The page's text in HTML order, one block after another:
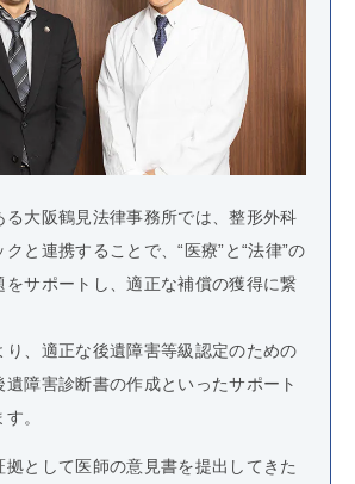
る大阪鶴見法律事務所では、整形外科
と連携することで、“医療”と“法律”の
をサポートし、適正な補償の獲得に繋
り、適正な後遺障害等級認定のための
障害診断書の作成といったサポート
。
拠として医師の意見書を提出してきた